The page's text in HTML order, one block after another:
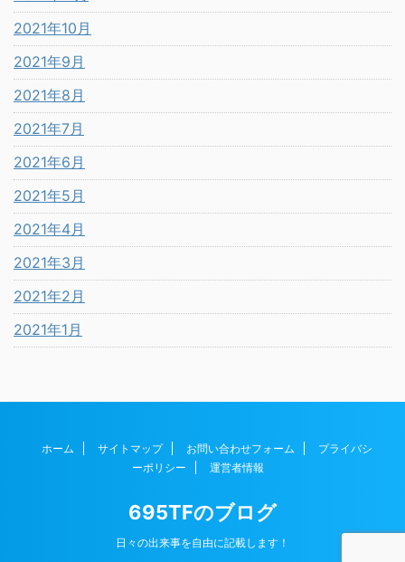
2021年10月
2021年9月
2021年8月
2021年7月
2021年6月
2021年5月
2021年4月
2021年3月
2021年2月
2021年1月
ホーム サイトマップ お問い合わせフォーム
プライバシ
ーポリシー
運営者情報
695TFのブログ
日々の出来事を自由に記載します！